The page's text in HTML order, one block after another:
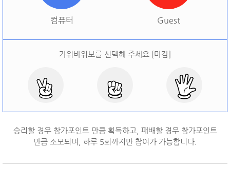
컴퓨터 Guest
가위바위보를 선택해 주세요 [마감]
승리할 경우 참가포인트 만큼 획득하고, 패배할 경우 참가포인트
만큼 소모되며, 하루 5회까지만 참여가 가능합니다.